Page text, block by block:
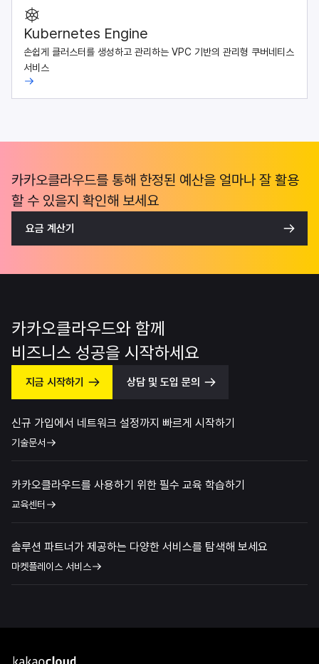
Kubernetes Engine
손쉽게 클러스터를 생성하고 관리하는 VPC 기반의 관리형 쿠버네티스
서비스
카카오클라우드를 통해 한정된 예산을 얼마나 잘 활용
할 수 있을지 확인해 보세요
요금 계산기
카카오클라우드와 함께
비즈니스 성공을 시작하세요
지금 시작하기 상담 및 도입 문의
신규 가입에서 네트워크 설정까지 빠르게 시작하기
기술문서
카카오클라우드를 사용하기 위한 필수 교육 학습하기
교육센터
솔루션 파트너가 제공하는 다양한 서비스를 탐색해 보세요
마켓플레이스 서비스